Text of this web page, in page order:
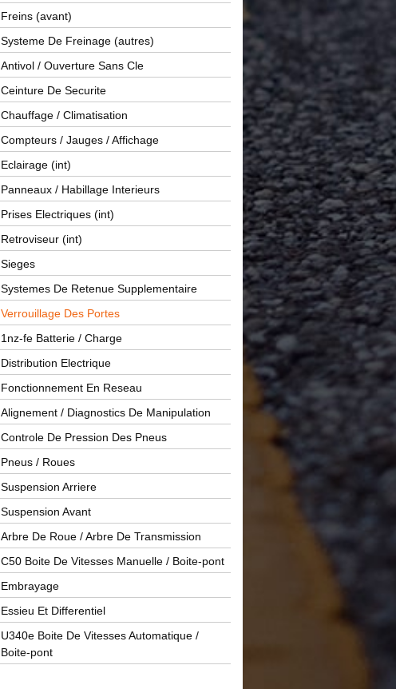
Freins (avant)
Systeme De Freinage (autres)
Antivol / Ouverture Sans Cle
Ceinture De Securite
Chauffage / Climatisation
Compteurs / Jauges / Affichage
Eclairage (int)
Panneaux / Habillage Interieurs
Prises Electriques (int)
Retroviseur (int)
Sieges
Systemes De Retenue Supplementaire
Verrouillage Des Portes
1nz-fe Batterie / Charge
Distribution Electrique
Fonctionnement En Reseau
Alignement / Diagnostics De Manipulation
Controle De Pression Des Pneus
Pneus / Roues
Suspension Arriere
Suspension Avant
Arbre De Roue / Arbre De Transmission
C50 Boite De Vitesses Manuelle / Boite-pont
Embrayage
Essieu Et Differentiel
U340e Boite De Vitesses Automatique /
Boite-pont